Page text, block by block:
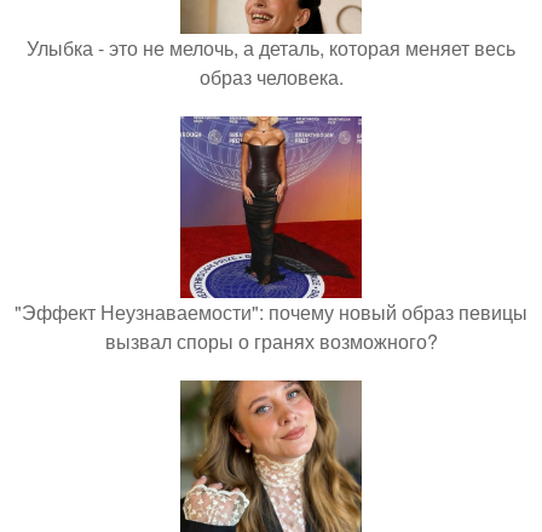
Улыбка - это не мелочь, а деталь, которая меняет весь
образ человека.
"Эффект Неузнаваемости": почему новый образ певицы
вызвал споры о гранях возможного?